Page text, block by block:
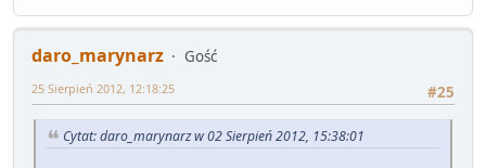
daro_marynarz
Gość
#25
25 Sierpień 2012, 12:18:25
Cytat: daro_marynarz w 02 Sierpień 2012, 15:38:01